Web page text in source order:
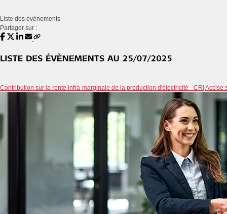
Liste des évènements
Partager sur :
Contribution sur la rente infra-marginale de la production d'électricité - CRIAccise